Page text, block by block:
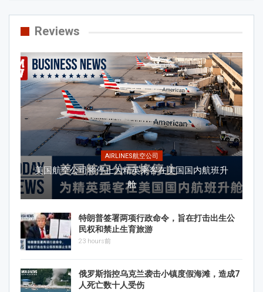
Reviews
AIRLINES航空公司
美国航空公司将停止为精英乘客在美国国内航班升
舱
特朗普签署两项行政命令，旨在打击出生公
民权和禁止生育旅游
23 hours前
俄罗斯指控乌克兰袭击小镇度假海滩，造成7
人死亡数十人受伤